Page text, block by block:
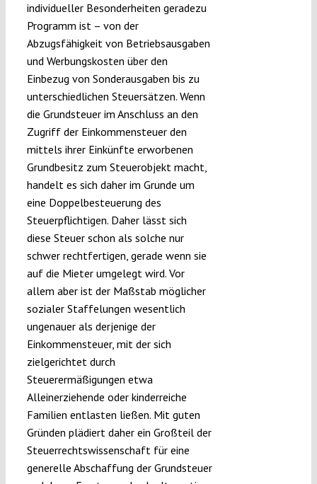
individueller Besonderheiten geradezu
Programm ist – von der
Abzugsfähigkeit von Betriebsausgaben
und Werbungskosten über den
Einbezug von Sonderausgaben bis zu
unterschiedlichen Steuersätzen. Wenn
die Grundsteuer im Anschluss an den
Zugriff der Einkommensteuer den
mittels ihrer Einkünfte erworbenen
Grundbesitz zum Steuerobjekt macht,
handelt es sich daher im Grunde um
eine Doppelbesteuerung des
Steuerpflichtigen. Daher lässt sich
diese Steuer schon als solche nur
schwer rechtfertigen, gerade wenn sie
auf die Mieter umgelegt wird. Vor
allem aber ist der Maßstab möglicher
sozialer Staffelungen wesentlich
ungenauer als derjenige der
Einkommensteuer, mit der sich
zielgerichtet durch
Steuerermäßigungen etwa
Alleinerziehende oder kinderreiche
Familien entlasten ließen. Mit guten
Gründen plädiert daher ein Großteil der
Steuerrechtswissenschaft für eine
generelle Abschaffung der Grundsteuer